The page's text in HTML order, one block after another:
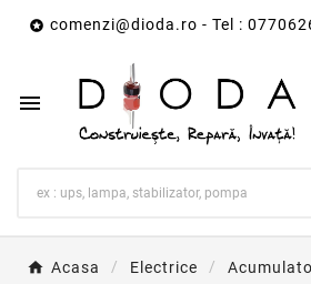
 comenzi@dioda.ro - Tel :

Acasa Electrice